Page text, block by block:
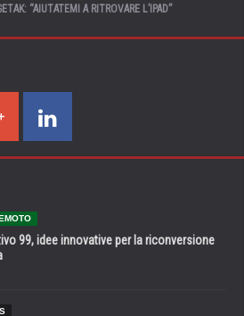
“AIUTATEMI A RITROVARE L’IPAD”
99, idee innovative per la riconversione